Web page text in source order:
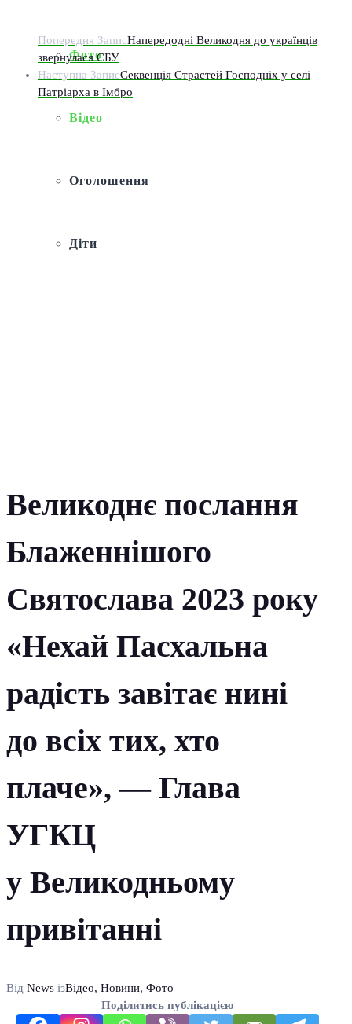
Фото
Відео
Оголошення
Діти
Великоднє послання
Блаженнішого
Святослава 2023 року
«Нехай Пасхальна
радість завітає нині
до всіх тих, хто
плаче», — Глава
УГКЦ
у Великодньому
привітанні
Від News ізВідео, Новини, Фото
Поділитись публікацією
Попередня ЗаписНапередодні Великодня до українців
звернулася СБУ
Наступна ЗаписСеквенція Страстей Господніх у селі
Патріарха в Імбро